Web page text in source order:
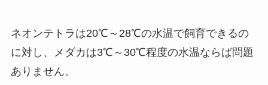
ネオンテトラは20℃～28℃の水温で飼育できるの
に対し、メダカは3℃～30℃程度の水温ならば問題
ありません。